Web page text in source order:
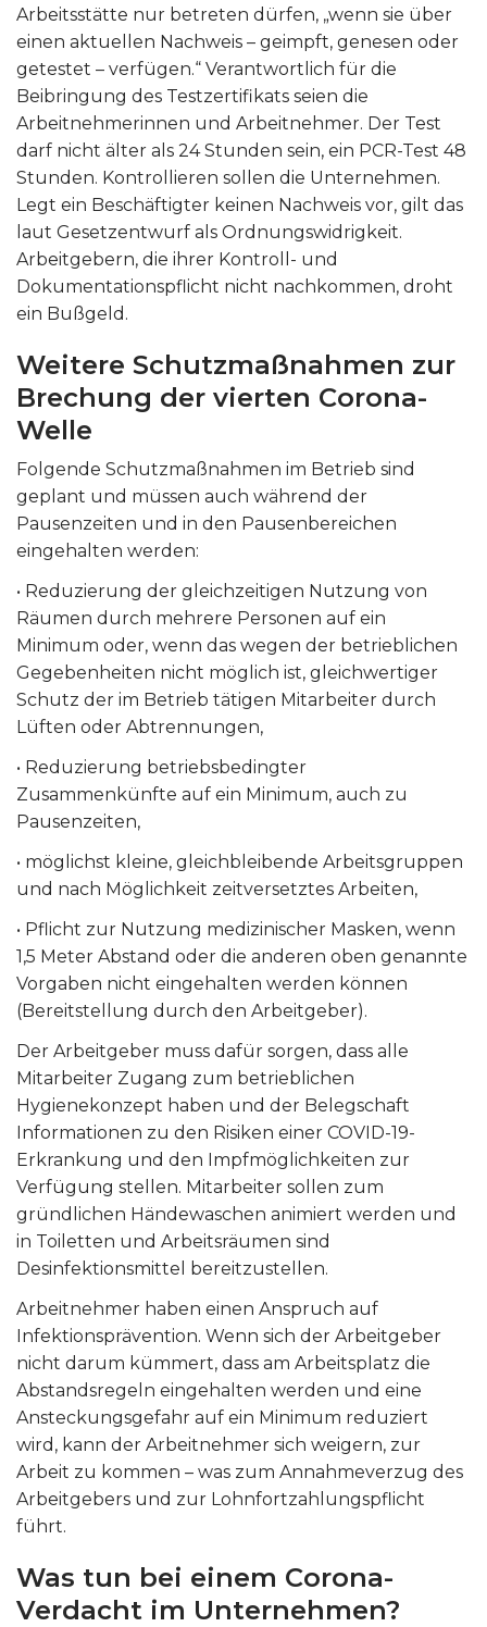
Arbeitsstätte nur betreten dürfen, „wenn sie über
einen aktuellen Nachweis – geimpft, genesen oder
getestet – verfügen.“ Verantwortlich für die
Beibringung des Testzertifikats seien die
Arbeitnehmerinnen und Arbeitnehmer. Der Test
darf nicht älter als 24 Stunden sein, ein PCR-Test 48
Stunden. Kontrollieren sollen die Unternehmen.
Legt ein Beschäftigter keinen Nachweis vor, gilt das
laut Gesetzentwurf als Ordnungswidrigkeit.
Arbeitgebern, die ihrer Kontroll- und
Dokumentationspflicht nicht nachkommen, droht
ein Bußgeld.
Weitere Schutzmaßnahmen zur
Brechung der vierten Corona-
Welle
Folgende Schutzmaßnahmen im Betrieb sind
geplant und müssen auch während der
Pausenzeiten und in den Pausenbereichen
eingehalten werden:
• Reduzierung der gleichzeitigen Nutzung von
Räumen durch mehrere Personen auf ein
Minimum oder, wenn das wegen der betrieblichen
Gegebenheiten nicht möglich ist, gleichwertiger
Schutz der im Betrieb tätigen Mitarbeiter durch
Lüften oder Abtrennungen,
• Reduzierung betriebsbedingter
Zusammenkünfte auf ein Minimum, auch zu
Pausenzeiten,
• möglichst kleine, gleichbleibende Arbeitsgruppen
und nach Möglichkeit zeitversetztes Arbeiten,
• Pflicht zur Nutzung medizinischer Masken, wenn
1,5 Meter Abstand oder die anderen oben genannte
Vorgaben nicht eingehalten werden können
(Bereitstellung durch den Arbeitgeber).
Der Arbeitgeber muss dafür sorgen, dass alle
Mitarbeiter Zugang zum betrieblichen
Hygienekonzept haben und der Belegschaft
Informationen zu den Risiken einer COVID-19-
Erkrankung und den Impfmöglichkeiten zur
Verfügung stellen. Mitarbeiter sollen zum
gründlichen Händewaschen animiert werden und
in Toiletten und Arbeitsräumen sind
Desinfektionsmittel bereitzustellen.
Arbeitnehmer haben einen Anspruch auf
Infektionsprävention. Wenn sich der Arbeitgeber
nicht darum kümmert, dass am Arbeitsplatz die
Abstandsregeln eingehalten werden und eine
Ansteckungsgefahr auf ein Minimum reduziert
wird, kann der Arbeitnehmer sich weigern, zur
Arbeit zu kommen – was zum Annahmeverzug des
Arbeitgebers und zur Lohnfortzahlungspflicht
führt.
Was tun bei einem Corona-
Verdacht im Unternehmen?